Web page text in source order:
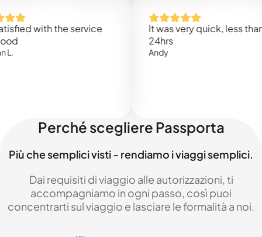
with the service
It was very quick, less than
Perché scegliere Passporta
Più che semplici visti - rendiamo i viaggi semplici.
Dai requisiti di viaggio alle autorizzazioni, ti
accompagniamo in ogni passo, così puoi
concentrarti sul viaggio e lasciare le formalità a noi.